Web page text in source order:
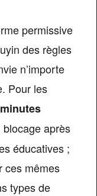
permissive
des règles
n’importe
Pour les
blocage après
éducatives ;
ces mêmes
types de